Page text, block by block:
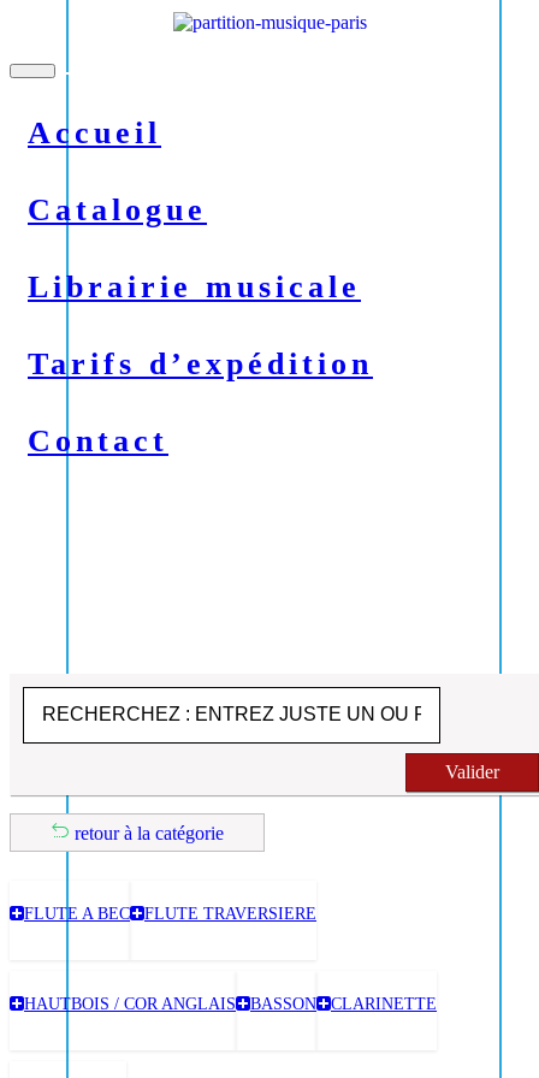
Toggle
Accueil
Catalogue
Librairie musicale
Tarifs d’expédition
Contact
Valider
retour à la catégorie
FLUTE A BEC FLUTE TRAVERSIERE
HAUTBOIS / COR ANGLAIS BASSON CLARINETTE